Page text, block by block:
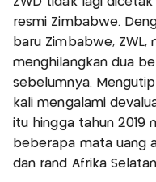
resmi Zimbabwe.
baru Zimbabwe,
menghilangkan dua
sebelumnya.
kali mengalami
itu hingga tahun 2019
beberapa mata uang
dan rand Afrika